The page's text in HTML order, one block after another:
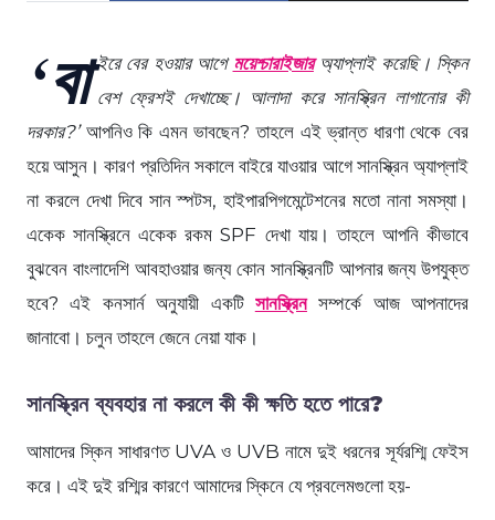
‘বা ইরে বের হওয়ার আগে ময়েশ্চারাইজারঅ্যাপ্লাই করেছি। স্কিন
বেশ ফ্রেশই দেখাচ্ছে। আলাদা করে সানস্ক্রিন লাগানোর কী
দরকার?’আপনিও কি এমন ভাবছেন? তাহলে এই ভ্রান্ত ধারণা থেকে বের
হয়ে আসুন। কারণ প্রতিদিন সকালে বাইরে যাওয়ার আগে সানস্ক্রিন অ্যাপ্লাই
না করলে দেখা দিবে সান স্পটস, হাইপারপিগমেন্টেশনের মতো নানা সমস্যা।
একেক সানস্ক্রিনে একেক রকম SPF দেখা যায়। তাহলে আপনি কীভাবে
বুঝবেন বাংলাদেশি আবহাওয়ার জন্য কোন সানস্ক্রিনটি আপনার জন্য উপযুক্ত
হবে? এই কনসার্ন অনুযায়ী একটি সানস্ক্রিনসম্পর্কে আজ আপনাদের
জানাবো। চলুন তাহলে জেনে নেয়া যাক।
সানস্ক্রিন ব্যবহার না করলে কী কী ক্ষতি হতে পারে?
আমাদের স্কিন সাধারণত UVA ও UVB নামে দুই ধরনের সূর্যরশ্মি ফেইস
করে। এই দুই রশ্মির কারণে আমাদের স্কিনে যে প্রবলেমগুলো হয়-